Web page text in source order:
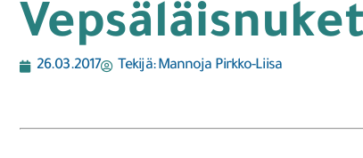
26.03.2017 Tekijä:Mannoja Pirkko-Liisa